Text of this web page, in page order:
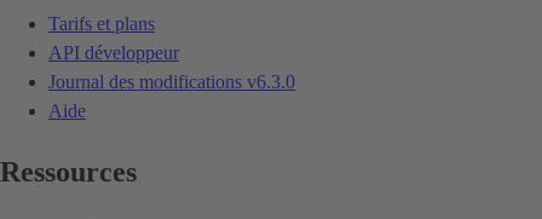
Tarifs et plans
API développeur
Journal des modifications v6.3.0
Aide
Ressources